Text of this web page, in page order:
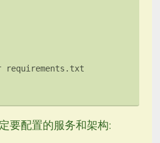
要配置的服务和架构: